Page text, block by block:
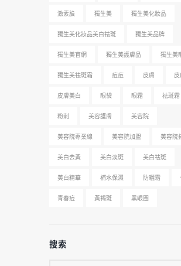
激素臉 獨生美 獨生美化妝品
獨生美化妝品美白祛斑 獨生美品牌
獨生美官網 獨生美護膚品 獨生美
獨生美祛斑霜 痘痘 皮膚
皮膚美白 眼袋 眼霜 祛斑霜
粉刺 美容護膚 美容院
美容院專業線 美容院加盟 美容院
美白去黃 美白淡斑 美白祛斑
美白精華 補水保濕 防曬霜
青春痘 黃褐斑 黑眼圈
搜索